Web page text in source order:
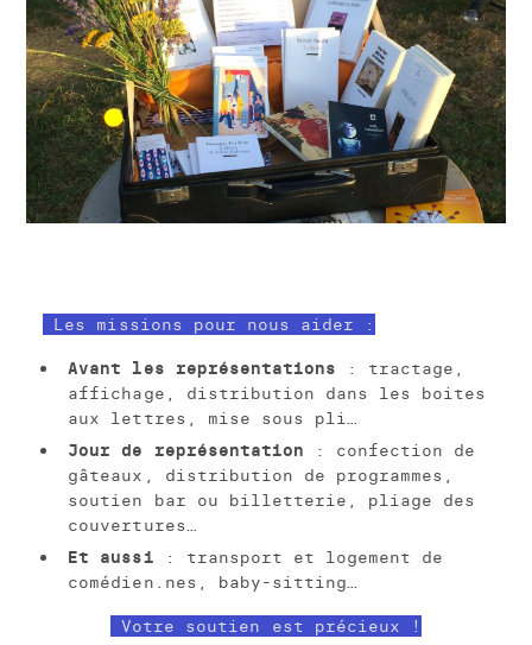
Les missions pour nous aider :
Avant les représentations : tractage,
affichage, distribution dans les boites
aux lettres, mise sous pli…
Jour de représentation : confection de
gâteaux, distribution de programmes,
soutien bar ou billetterie, pliage des
couvertures…
Et aussi : transport et logement de
comédien.nes, baby-sitting…
Votre soutien est précieux !